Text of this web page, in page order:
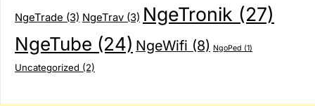
NgeTrade (3) NgeTrav (3) NgeTronik (27)
NgeTube (24) NgeWifi (8) NgoPed (1)
Uncategorized (2)